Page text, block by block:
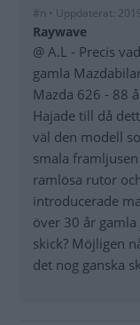
#n • Uppdaterat:
Raywave
@ A.L - Precis
gamla
Mazda 626 - 88
Hajade till då
väl den modell
smala
ramlösa rutor
introducerade
över 30 år
skick? Möjligen
det nog ganska